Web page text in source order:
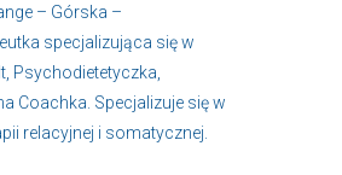
– Górska –
specjalizująca się w
Psychodietetyczka,
Coachka. Specjalizuje się w
relacyjnej i somatycznej.